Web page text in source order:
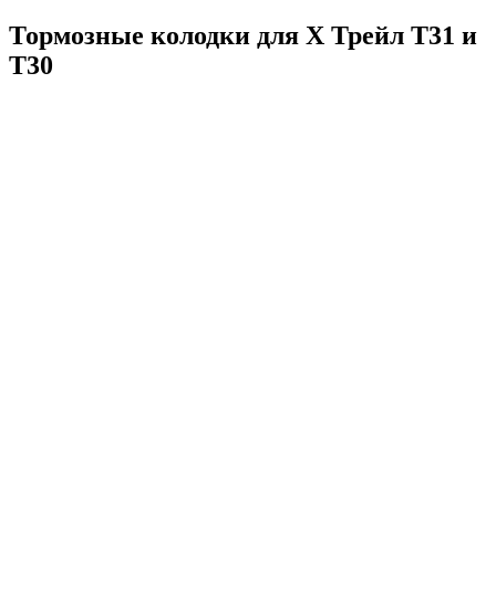
Тормозные колодки для Х Трейл Т31 и
Т30